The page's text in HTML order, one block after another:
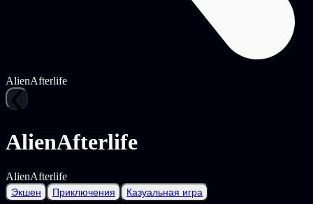
AlienAfterlife
AlienAfterlife
AlienAfterlife
Экшен Приключения Казуальная игра